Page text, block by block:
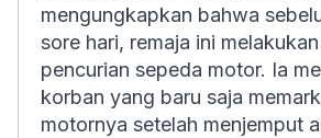
mengungkapkan bahwa
sore hari, remaja ini
pencurian sepeda motor. Ia
korban yang baru saja
motornya setelah menjemput